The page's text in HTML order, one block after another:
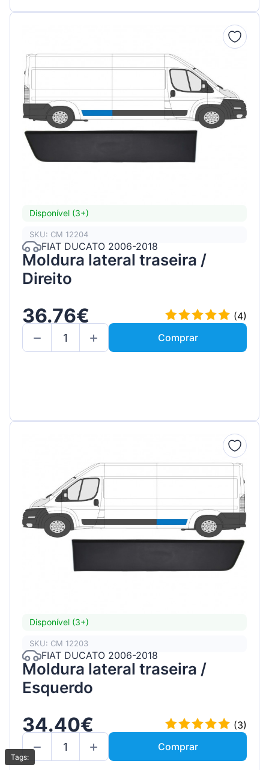
Disponível (3+)
SKU: CM 12204
FIAT DUCATO 2006-2018
Moldura lateral traseira /
Direito
36.76€
(4)
Comprar
Disponível (3+)
SKU: CM 12203
FIAT DUCATO 2006-2018
Moldura lateral traseira /
Esquerdo
34.40€
(3)
Comprar
Tags: